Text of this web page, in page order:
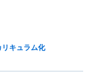
キュラム化